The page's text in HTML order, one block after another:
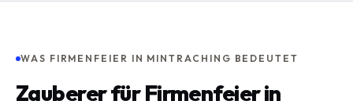
WAS FIRMENFEIER IN MINTRACHING BEDEUTET
Zauberer für Firmenfeier in